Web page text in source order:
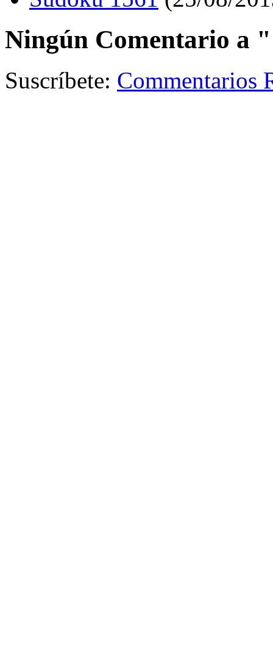
Ningún Comentario a
Suscríbete: Commentarios